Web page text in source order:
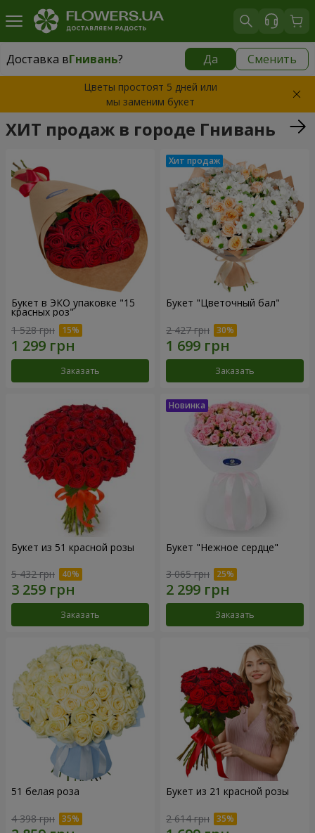
Доставка вГнивань? Да Сменить
Доставка вГнивань|
Цветы простоят 5 дней или
мы заменим букет
ХИТ продаж в городе Гнивань
Букет в ЭКО упаковке "15
красных роз"
1 528 грн
Заказать
Букет "Цветочный бал"
2 427 грн
Заказать
Букет из 51 красной розы
5 432 грн
Заказать
Букет "Нежное сердце"
3 065 грн
Заказать
51 белая роза
4 398 грн
Букет из 21 красной розы
2 614 грн